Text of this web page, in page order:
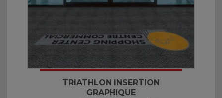
TRIATHLON INSERTION
GRAPHIQUE